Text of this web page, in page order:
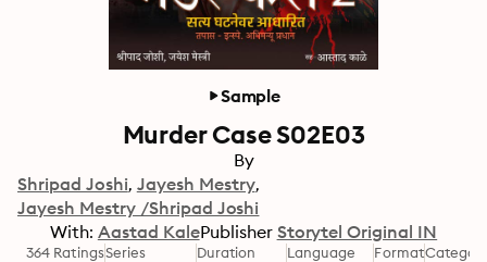
Sample
Murder Case S02E03
By
Shripad Joshi Jayesh Mestry
Jayesh Mestry /Shripad Joshi
With: Aastad KalePublisher Storytel Original IN
364 RatingsSeries Duration Language Format